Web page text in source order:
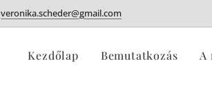
veronika.scheder@gmail.com
Kezdőlap Bemutatkozás A